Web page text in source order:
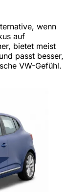
wenn
auf
bietet meist
passt besser,
VW-Gefühl.